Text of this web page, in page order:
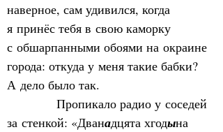
наверное, сам удивился, когда
я принёс тебя в свою каморку
с обшарпанными обоями на окраине
города: откуда у меня такие бабки?
А дело было так.
Пропикало радио у соседей
за стенкой: «Дванадцята хгодына